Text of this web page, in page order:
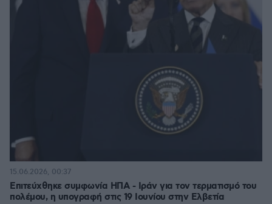
Επιτεύχθηκε συμφωνία ΗΠΑ - Ιράν για τον τερματισμό του
πολέμου, η υπογραφή στις 19 Ιουνίου στην Ελβετία
15.06.2026, 00:37